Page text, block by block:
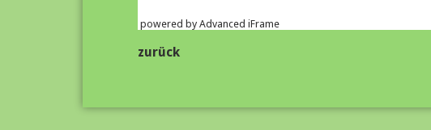
powered by Advanced iFrame
zurück